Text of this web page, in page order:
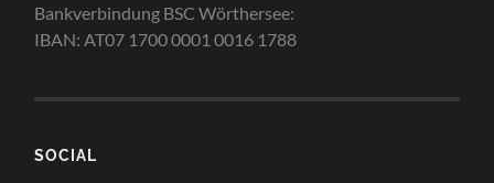
Bankverbindung BSC Wörthersee:
IBAN: AT07 1700 0001 0016 1788
SOCIAL